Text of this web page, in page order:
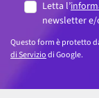
Letta l’
newsletter e/
Questo form è protetto
di Serviziodi Google.